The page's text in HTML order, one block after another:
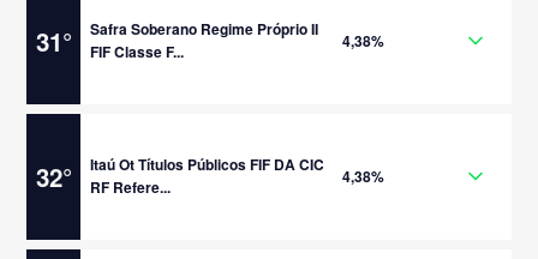
31°
Safra Soberano Regime Próprio II
FIF Classe F...
4,38%
32°
Itaú Ot Títulos Públicos FIF DA CIC
RF Refere...
4,38%